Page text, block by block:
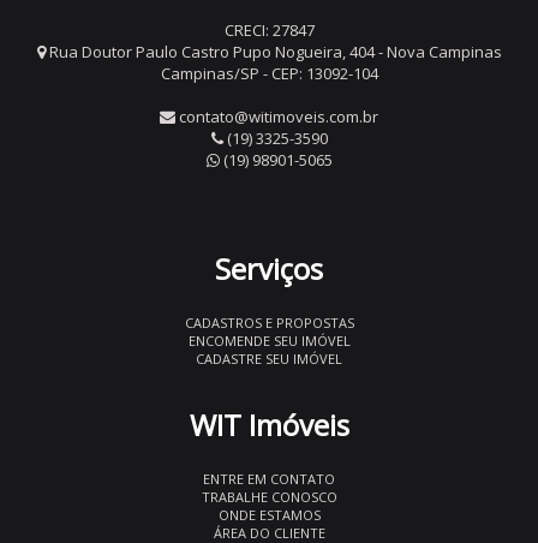
CRECI: 27847
Rua Doutor Paulo Castro Pupo Nogueira, 404 - Nova Campinas
Campinas/SP - CEP: 13092-104
contato@witimoveis.com.br
(19) 3325-3590
(19) 98901-5065
Serviços
CADASTROS E PROPOSTAS
ENCOMENDE SEU IMÓVEL
CADASTRE SEU IMÓVEL
WIT Imóveis
ENTRE EM CONTATO
TRABALHE CONOSCO
ONDE ESTAMOS
ÁREA DO CLIENTE